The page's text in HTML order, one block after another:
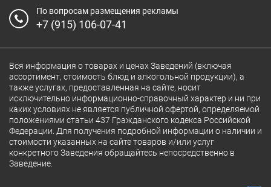
По вопросам размещения рекламы
+7 (915) 106-07-41
Вся информация о товарах и ценах Заведений (включая
ассортимент, стоимость блюд и алкогольной продукции), а
также услугах, предоставленная на сайте, носит
исключительно информационно-справочный характер и ни при
каких условиях не является публичной офертой, определяемой
положениями статьи 437 Гражданского кодекса Российской
Федерации. Для получения подробной информации о наличии и
стоимости указанных на сайте товаров и/или услуг
конкретного Заведения обращайтесь непосредственно в
Заведение.